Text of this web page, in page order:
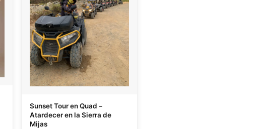
Sunset Tour en Quad –
Atardecer en la Sierra de
Mijas